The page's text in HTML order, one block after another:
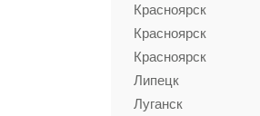
Красноярск
Красноярск
Красноярск
Липецк
Луганск